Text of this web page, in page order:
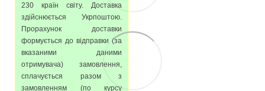
230 країн світу. Доставка
здійснюється Укрпоштою.
Прорахунок доставки
формується до відправки (за
вказаними даними
отримувача) замовлення,
сплачується разом з
замовленням (по курсу